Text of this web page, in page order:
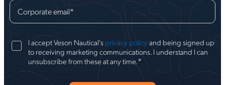
Corporate email*
I accept Veson Nautical's privacy policyand being signed up
to receiving marketing communications. I understand I can
unsubscribe from these at any time.*